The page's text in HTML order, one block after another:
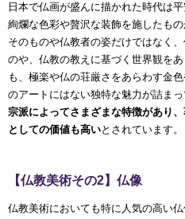
日本で仏画が盛んに描かれた時代は
絢爛な色彩や贅沢な装飾を施したも
そのものや仏教者の姿だけではなく
のや、仏教の教えに基づく世界観を
も、極楽や仏の荘厳さをあらわす金
のアートにはない独特な魅力が詰まっ
宗派によってさまざまな特徴があり
としての価値も高いとされています。
【仏教美術その2】仏像
仏教美術においても特に人気の高い